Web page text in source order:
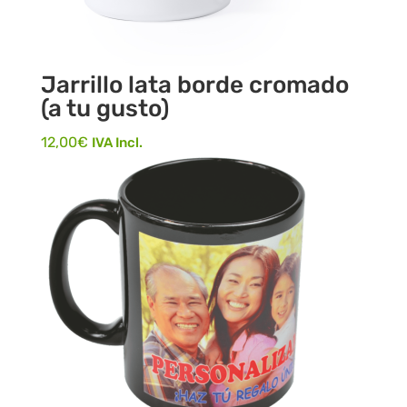
Jarrillo lata borde cromado
(a tu gusto)
12,00€ IVA Incl.